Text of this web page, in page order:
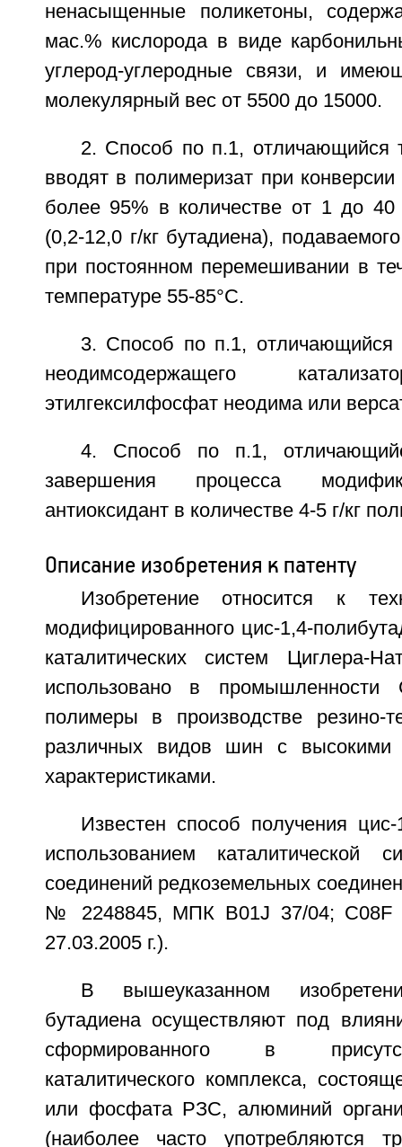
ненасыщенные поликетоны,
мас.% кислорода в виде
углерод-углеродные связи, и
молекулярный вес от 5500 до 15000.
2. Способ по п.1, отличающийся
вводят в полимеризат при
более 95% в количестве от 1 до 40
(0,2-12,0 г/кг бутадиена),
при постоянном перемешивании в
температуре 55-85°C.
3. Способ по п.1, отличающийся
неодимсодержащего
этилгексилфосфат неодима или
4. Способ по п.1,
завершения процесса
антиоксидант в количестве 4-5 г/кг
Описание изобретения к патенту
Изобретение относится к
модифицированного цис-1,4-
каталитических систем Циглера-
использовано в
полимеры в производстве резино-
различных видов шин с высокими
характеристиками.
Известен способ получения
использованием каталитической
соединений редкоземельных
№ 2248845, МПК B01J 37/04; C08F
27.03.2005 г.).
В вышеуказанном
бутадиена осуществляют под
сформированного в
каталитического комплекса,
или фосфата РЗС, алюминий
(наиболее часто употребляются